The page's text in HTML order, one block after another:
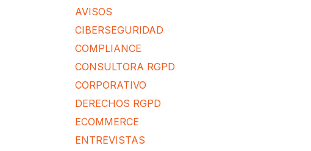
AVISOS
CIBERSEGURIDAD
COMPLIANCE
CONSULTORA RGPD
CORPORATIVO
DERECHOS RGPD
ECOMMERCE
ENTREVISTAS